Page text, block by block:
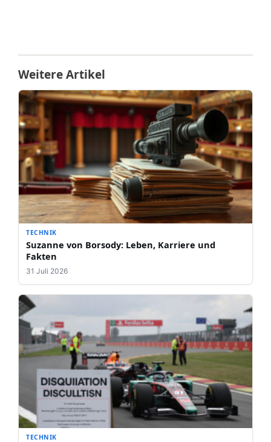
Weitere Artikel
TECHNIK
Suzanne von Borsody: Leben, Karriere und
Fakten
31 Juli 2026
TECHNIK